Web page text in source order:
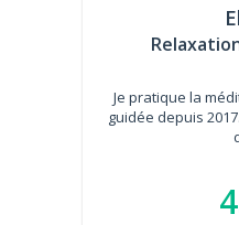
Je pratique la
guidée depuis